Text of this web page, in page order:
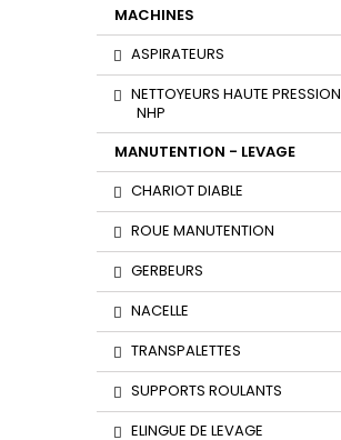
MACHINES
ASPIRATEURS
NETTOYEURS HAUTE PRESSION
NHP
MANUTENTION - LEVAGE
CHARIOT DIABLE
ROUE MANUTENTION
GERBEURS
NACELLE
TRANSPALETTES
SUPPORTS ROULANTS
ELINGUE DE LEVAGE